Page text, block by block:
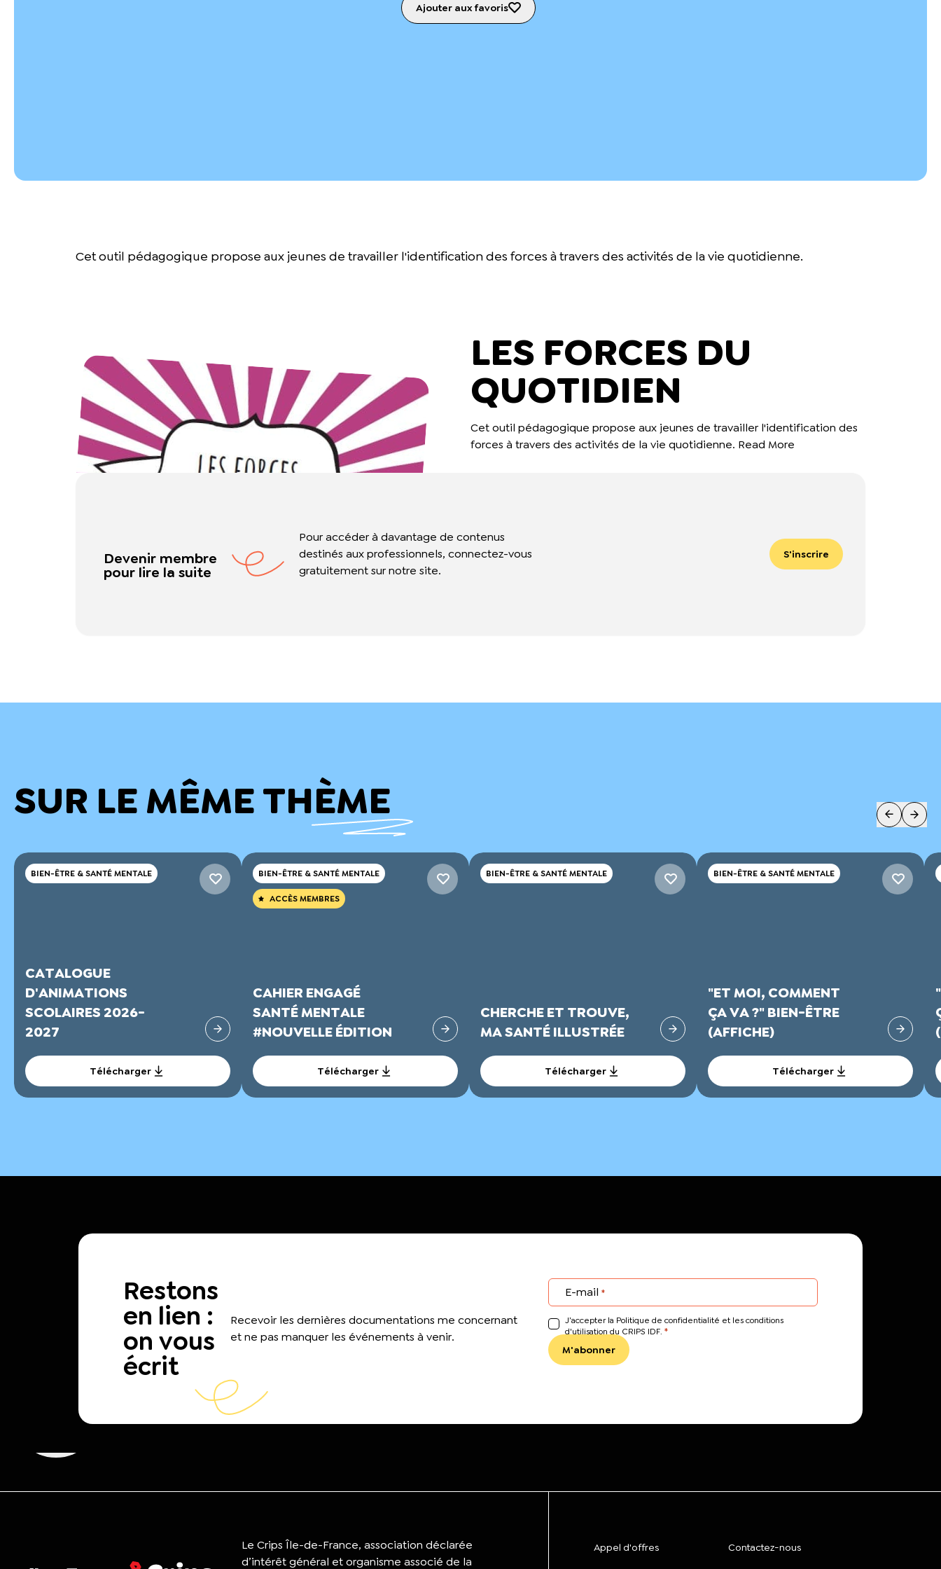
Ajouter aux favoris
Cet outil pédagogique propose aux jeunes de travailler l'identification des forces à travers des activités de la vie quotidienne.
LES FORCES DU
QUOTIDIEN
Cet outil pédagogique propose aux jeunes de travailler l'identification des
forces à travers des activités de la vie quotidienne. Read More
Devenir membre
pour lire la suite
Pour accéder à davantage de contenus
destinés aux professionnels, connectez-vous
gratuitement sur notre site.
S'inscrire
SUR LE MÊME THÈME
BIEN-ÊTRE & SANTÉ MENTALE
CATALOGUE
D'ANIMATIONS
SCOLAIRES 2026-
2027
Télécharger
BIEN-ÊTRE & SANTÉ MENTALE
ACCÈS MEMBRES
CAHIER ENGAGÉ
SANTÉ MENTALE
#NOUVELLE ÉDITION
Télécharger
BIEN-ÊTRE & SANTÉ MENTALE
CHERCHE ET TROUVE,
MA SANTÉ ILLUSTRÉE
Télécharger
BIEN-ÊTRE & SANTÉ MENTALE
"ET MOI, COMMENT
ÇA VA ?" BIEN-ÊTRE
(AFFICHE)
Télécharger
Restons
en lien :
on vous
écrit
Recevoir les dernières documentations me concernant
et ne pas manquer les événements à venir.
E-mail *
J’accepter la Politique de confidentialité et les conditions
d'utilisation du CRIPS IDF. *
Le Crips Île-de-France, association déclarée
d’intérêt général et organisme associé de la
Appel d'offres Contactez-nous